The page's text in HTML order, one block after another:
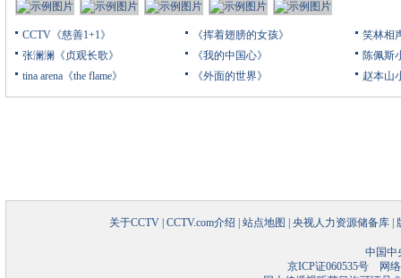
CCTV《慈善1+1》
张澜澜《贞观长歌》
tina arena《the flame》
《挥着翅膀的女孩》
《我的中国心》
《外面的世界》
笑林相
陈佩斯
赵本山
关于CCTV CCTV.com介绍 站点地图 央视人力资源储备库
中国中
京ICP证060535号网络